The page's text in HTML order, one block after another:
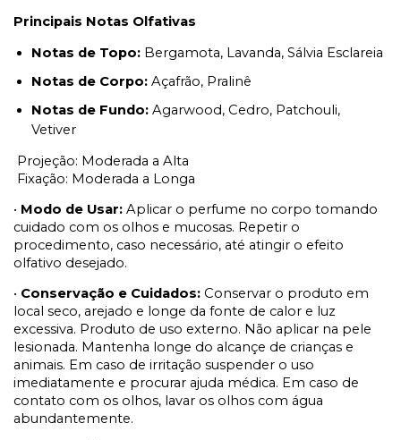
Principais Notas Olfativas
Notas de Topo: Bergamota, Lavanda, Sálvia Esclareia
Notas de Corpo: Açafrão, Pralinê
Notas de Fundo: Agarwood, Cedro, Patchouli,
Vetiver
Projeção: Moderada a Alta
Fixação: Moderada a Longa
• Modo de Usar: Aplicar o perfume no corpo tomando
cuidado com os olhos e mucosas. Repetir o
procedimento, caso necessário, até atingir o efeito
olfativo desejado.
• Conservação e Cuidados: Conservar o produto em
local seco, arejado e longe da fonte de calor e luz
excessiva. Produto de uso externo. Não aplicar na pele
lesionada. Mantenha longe do alcançe de crianças e
animais. Em caso de irritação suspender o uso
imediatamente e procurar ajuda médica. Em caso de
contato com os olhos, lavar os olhos com água
abundantemente.